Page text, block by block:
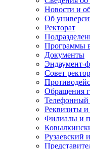
Новости и
Об
Ректорат
Программы
Документы
Эндаумент-
Совет
Обращения
Телефонный
Реквизиты
Филиалы и
Рузаевский